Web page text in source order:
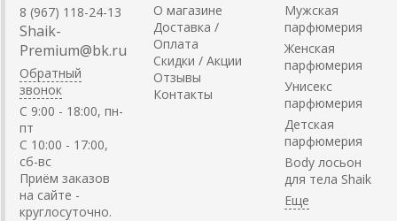
8 (967) 118-24-13
Shaik-
Premium@bk.ru
Обратный
звонок
C 9:00 - 18:00, пн-
пт
С 10:00 - 17:00,
сб-вс
Приём заказов
на сайте -
круглосуточно.
О магазине
Доставка /
Оплата
Скидки / Акции
Отзывы
Контакты
Мужская
парфюмерия
Женская
парфюмерия
Унисекс
парфюмерия
Детская
парфюмерия
Body лосьон
для тела Shaik